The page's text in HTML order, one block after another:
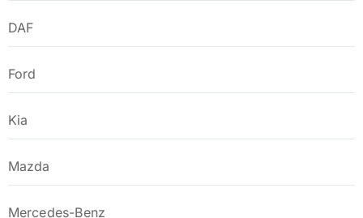
DAF
Ford
Kia
Mazda
Mercedes-Benz